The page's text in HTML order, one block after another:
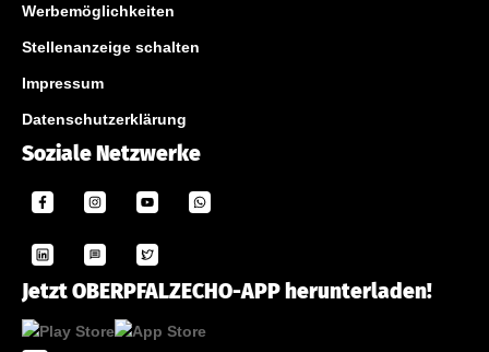
Werbemöglichkeiten
Stellenanzeige schalten
Impressum
Datenschutzerklärung
Soziale Netzwerke
Jetzt OBERPFALZECHO-APP herunterladen!